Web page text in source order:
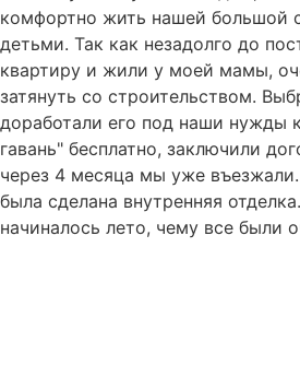
комфортно жить нашей большой
детьми. Так как незадолго до
квартиру и жили у моей мамы,
затянуть со строительством.
доработали его под наши нужды
гавань" бесплатно, заключили
через 4 месяца мы уже
была сделана внутренняя
начиналось лето, чему все были